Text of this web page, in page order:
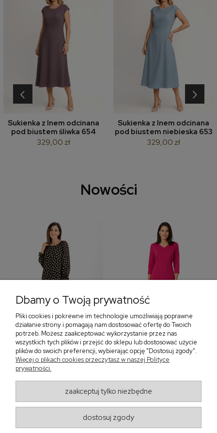
Sukienka z lnem odcinana
pod biustem śliwka 654
329,00 zł
Sukienka z lnem odcinana
pod biustem niebieska 653
329,00 zł
‹ ›
Nowości
Sukienka z falbaną i
bufiastym rękawem w
405,30 zł
Sukienka z dekoltem w
299,00 zł
‹
Regulaminy
Dbamy o Twoją prywatność
Pliki cookies i pokrewne im technologie umożliwiają poprawne
działanie strony i pomagają nam dostosować ofertę do Twoich
potrzeb. Możesz zaakceptować wykorzystanie przez nas
wszystkich tych plików i przejść do sklepu lub dostosować użycie
plików do swoich preferencji, wybierając opcję "Dostosuj zgody".
Więcej o plikach cookies przeczytasz w naszej Polityce
prywatności.
zaakceptuj tylko niezbędne
dostosuj zgody